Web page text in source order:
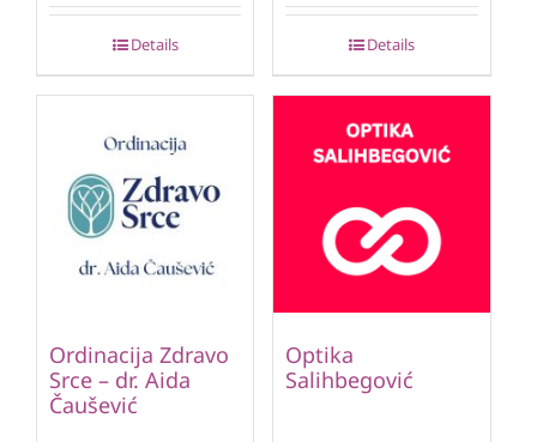
Details Details
Ordinacija Zdravo
Srce – dr. Aida
Čaušević
Optika
Salihbegović